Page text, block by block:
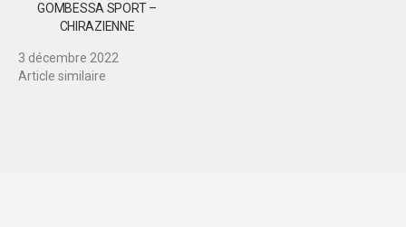
GOMBESSA SPORT –
CHIRAZIENNE
3 décembre 2022
Article similaire